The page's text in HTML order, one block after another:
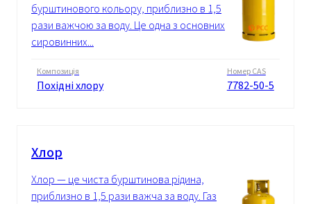
бурштинового кольору, приблизно в 1,5
рази важчою за воду. Це одна з основних
сировинних...
Композиція
Похідні хлору
Номер CAS
7782-50-5
Хлор
Хлор — це чиста бурштинова рідина,
приблизно в 1,5 рази важча за воду. Газ